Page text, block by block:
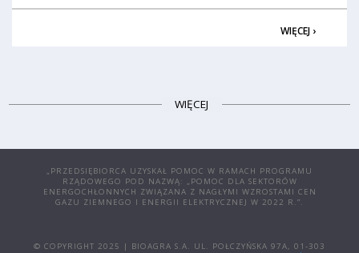
WIĘCEJ ›
WIĘCEJ
„PRZEDSIĘBIORCA UZYSKAŁ POMOC W RAMACH PROGRAMU
RZĄDOWEGO POD NAZWĄ: „POMOC DLA SEKTORÓW
ENERGOCHŁONNYCH ZWIĄZANA Z NAGŁYMI WZROSTAMI CEN
GAZU ZIEMNEGO I ENERGII ELEKTRYCZNEJ W 2022 R.”.
© COPYRIGHT 2025 | BIOAGRA S.A. UL. POŁCZYŃSKA 97A, 01-303